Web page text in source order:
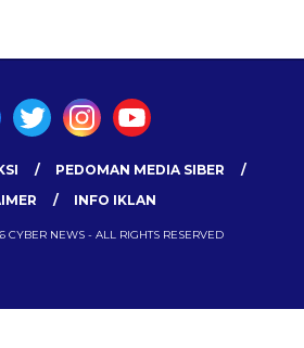
PEDOMAN MEDIA SIBER
INFO IKLAN
CYBER NEWS - ALL RIGHTS RESERVED